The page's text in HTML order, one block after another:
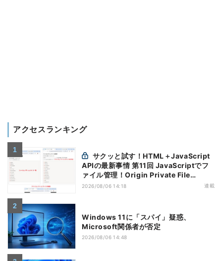
アクセスランキング
APIの最新事情 第11回 JavaScriptでフ
ァイル管理！Origin Private File
Systemを活用する
2026/08/06 14:18 連載
Windows 11に「スパイ」疑惑、
Microsoft関係者が否定
2026/08/06 14:48